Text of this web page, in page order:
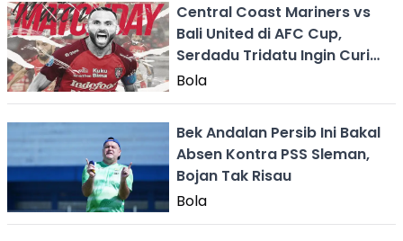
Central Coast Mariners vs
Bali United di AFC Cup,
Serdadu Tridatu Ingin Curi
Poin
Bola
Bek Andalan Persib Ini Bakal
Absen Kontra PSS Sleman,
Bojan Tak Risau
Bola